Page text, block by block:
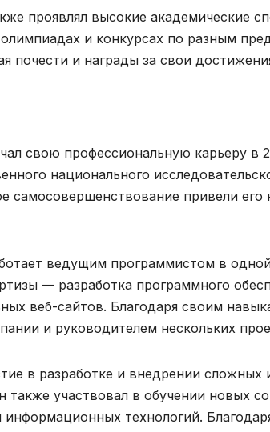
проявлял высокие академические
и конкурсах по разным
почести и награды за свои
свою профессиональную карьеру в
национального
самосовершенствование привели
ведущим программистом в
— разработка программного
веб-сайтов. Благодаря своим
и руководителем нескольких
в разработке и внедрении
также участвовал в обучении новых
технологий.